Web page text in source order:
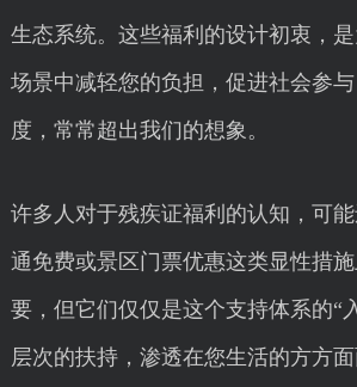
生态系统。这些福利的设计初衷，
场景中减轻您的负担，促进社会参
度，常常超出我们的想象。
许多人对于残疾证福利的认知，可
通免费或景区门票优惠这类显性措
要，但它们仅仅是这个支持体系的“
层次的扶持，渗透在您生活的方方